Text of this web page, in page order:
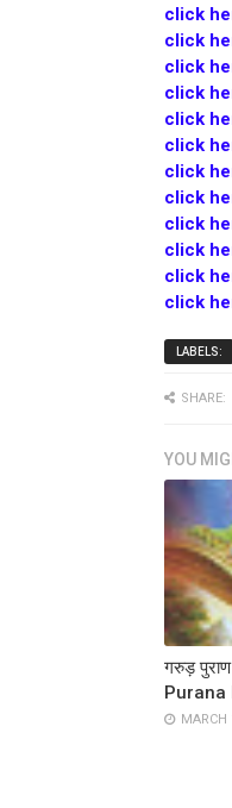
click
click
click
click
click
click
click
click
click
click
click
click
LABELS:
SHARE:
YOU
गरुड़
Purana
MARCH